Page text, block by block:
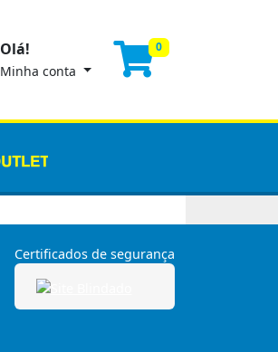
Olá!
Minha conta
0
Certificados de segurança